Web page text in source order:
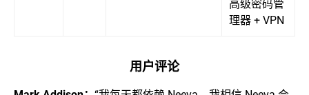
高级密码管
理器 + VPN
用户评论